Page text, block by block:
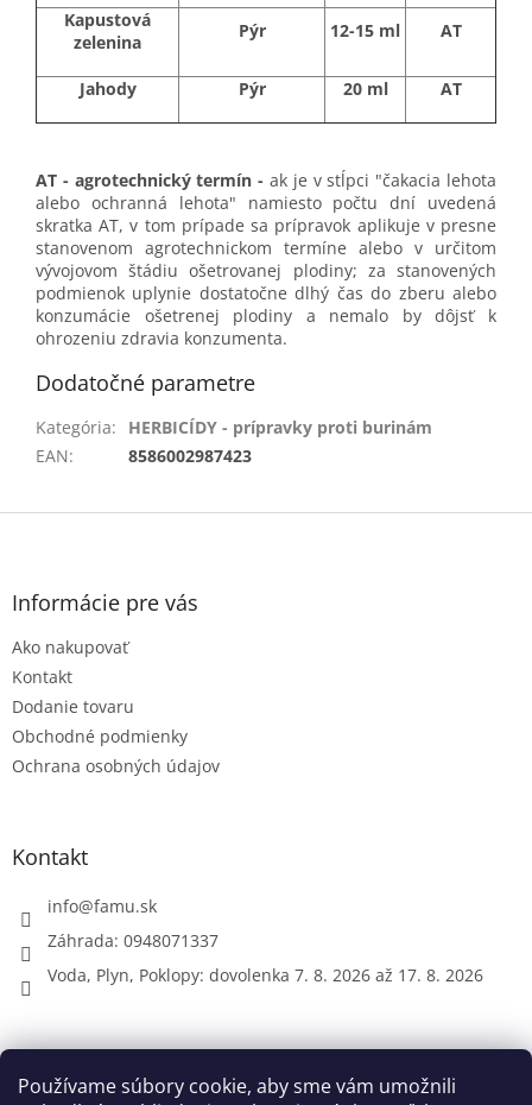
Používame súbory cookie, aby sme vám umožnili
Kapustová
zelenina
Pýr 12-15 ml AT
Jahody Pýr 20 ml AT
AT - agrotechnický termín - ak je v stĺpci "čakacia lehota
alebo ochranná lehota" namiesto počtu dní uvedená
skratka AT, v tom prípade sa prípravok aplikuje v presne
stanovenom agrotechnickom termíne alebo v určitom
vývojovom štádiu ošetrovanej plodiny; za stanovených
podmienok uplynie dostatočne dlhý čas do zberu alebo
konzumácie ošetrenej plodiny a nemalo by dôjsť k
ohrozeniu zdravia konzumenta.
Dodatočné parametre
Kategória:
HERBICÍDY - prípravky proti burinám
EAN: 8586002987423
Z
Informácie pre vás
Ako nakupovať
Kontakt
Dodanie tovaru
Obchodné podmienky
Ochrana osobných údajov
Kontakt
info@famu.sk
Záhrada: 0948071337
Voda, Plyn, Poklopy: dovolenka 7. 8. 2026 až 17. 8. 2026